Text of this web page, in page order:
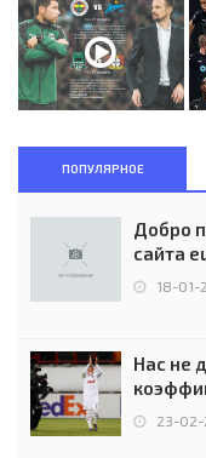
ПОПУЛЯРНОЕ
Добро
сайта
18-01-
Нас не
Россией
23-02-